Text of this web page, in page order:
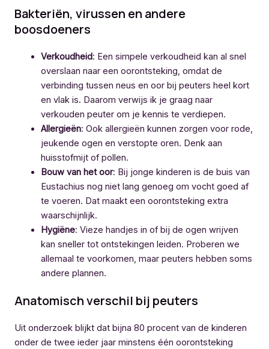
Bakteriën, virussen en andere
boosdoeners
Verkoudheid: Een simpele verkoudheid kan al snel
overslaan naar een oorontsteking, omdat de
verbinding tussen neus en oor bij peuters heel kort
en vlak is. Daarom verwijs ik je graag naar
verkouden peuter om je kennis te verdiepen.
Allergieën: Ook allergieën kunnen zorgen voor rode,
jeukende ogen en verstopte oren. Denk aan
huisstofmijt of pollen.
Bouw van het oor: Bij jonge kinderen is de buis van
Eustachius nog niet lang genoeg om vocht goed af
te voeren. Dat maakt een oorontsteking extra
waarschijnlijk.
Hygiëne: Vieze handjes in of bij de ogen wrijven
kan sneller tot ontstekingen leiden. Proberen we
allemaal te voorkomen, maar peuters hebben soms
andere plannen.
Anatomisch verschil bij peuters
Uit onderzoek blijkt dat bijna 80 procent van de kinderen
onder de twee ieder jaar minstens één oorontsteking